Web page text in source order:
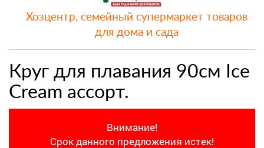
Хозцентр, семейный супермаркет товаров
для дома и сада
Круг для плавания 90см Ice
Cream ассорт.
Внимание!
Срок данного предложения истек!